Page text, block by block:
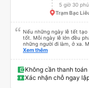
5 giờ 30
Trạm Bạc
Nếu những ngày lễ tết tạo
tốt. Mỗi ngày lễ lớn đều phải ra mua vé trực tiếp ở phòng vé, bất tiện cho
những người đi làm, ở xa.
điều kiện cho khách hàng
Xem thêm
Không cần thanh toán
Xác nhận chỗ ngay